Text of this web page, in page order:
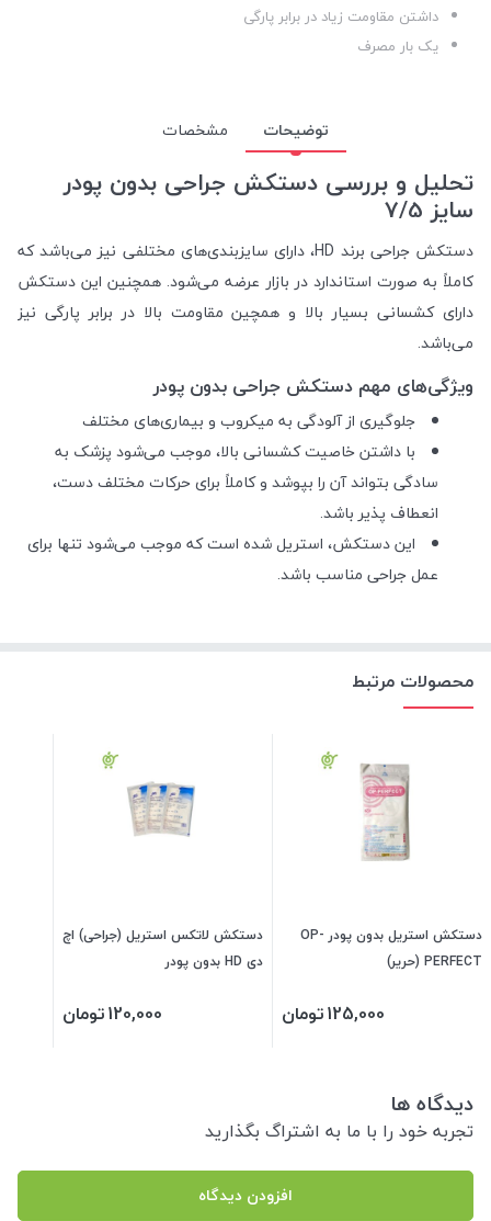
داشتن مقاومت زیاد در برابر پارگی
یک بار مصرف
توضیحات مشخصات
تحلیل و بررسی دستکش جراحی بدون پودر
سایز 7/5
دستکش جراحی برند HD، دارای سایزبندی‌های مختلفی نیز می‌باشد که
کاملاً به صورت استاندارد در بازار عرضه می‌شود. همچنین این دستکش
دارای کشسانی بسیار بالا و همچین مقاومت بالا در برابر پارگی نیز
می‌باشد.
ویژگی‌های مهم دستکش جراحی بدون پودر
جلوگیری از آلودگی به میکروب و بیماری‌های مختلف
با داشتن خاصیت کشسانی بالا، موجب می‌شود پزشک به
سادگی بتواند آن را بپوشد و کاملاً برای حرکات مختلف دست،
انعطاف پذیر باشد.
این دستکش، استریل شده است که موجب می‌شود تنها برای
عمل جراحی مناسب باشد.
محصولات مرتبط
دستکش استریل بدون پودر OP-
PERFECT (حریر)
125,000تومان
دستکش لاتکس استریل (جراحی) اچ
دی HD بدون پودر
120,000تومان
دیدگاه ها
تجربه خود را با ما به اشتراگ بگذارید
افزودن دیدگاه